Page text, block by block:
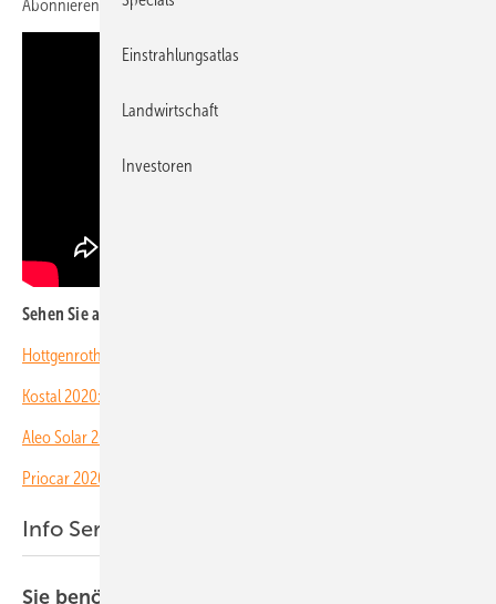
Abonnieren Sie unseren Youtube-Kanal
Sehen Sie auch:
Hottgenroth Software 2020: Schnell vom Dachfoto zur 3D-Simulation!
Kostal 2020: Effiziente Geräte clever kombiniert!
Aleo Solar 2020: Ein Kilowatt mit nur drei Modulen!
Priocar 2020: E-Autos für die Kunden der Solarteure
Info Service für PHOENIX CONTACT
Sie benötigen weitere Informationen?
Einstrahlungsatlas
Landwirtschaft
Investoren